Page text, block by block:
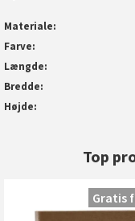
Materiale
Farve
Længde
Bredde
Højde
Top
Gratis